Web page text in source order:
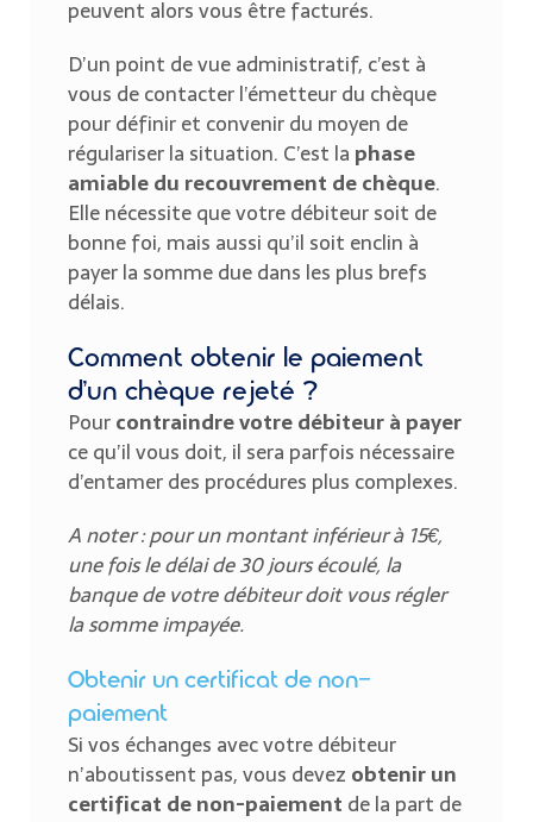
peuvent alors vous être facturés.
D’un point de vue administratif, c’est à
vous de contacter l’émetteur du chèque
pour définir et convenir du moyen de
régulariser la situation. C’est la phase
amiable du recouvrement de chèque.
Elle nécessite que votre débiteur soit de
bonne foi, mais aussi qu’il soit enclin à
payer la somme due dans les plus brefs
délais.
Comment obtenir le paiement
d’un chèque rejeté ?
Pourcontraindre votre débiteur à payer
ce qu’il vous doit, il sera parfois nécessaire
d’entamer des procédures plus complexes.
A noter : pour un montant inférieur à 15€,
une fois le délai de 30 jours écoulé, la
banque de votre débiteur doit vous régler
la somme impayée.
Obtenir un certificat de non-
paiement
Si vos échanges avec votre débiteur
n’aboutissent pas, vous devez obtenir un
certificat de non-paiement de la part de